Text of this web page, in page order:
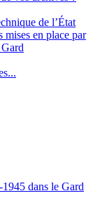
de l’État
mises en place par
dans le Gard